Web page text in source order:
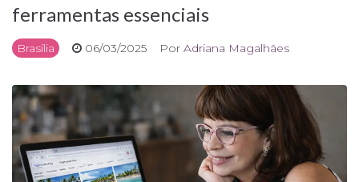
ferramentas essenciais
Brasília 06/03/2025 Por Adriana Magalhães